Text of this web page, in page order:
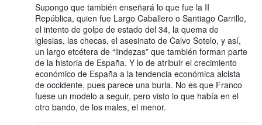
Supongo que también enseñará lo que fue la II
República, quien fue Largo Caballero o Santiago Carrillo,
el intento de golpe de estado del 34, la quema de
iglesias, las checas, el asesinato de Calvo Sotelo, y así,
un largo etcétera de “lindezas” que también forman parte
de la historia de España. Y lo de atribuir el crecimiento
económico de España a la tendencia económica alcista
de occidente, pues parece una burla. No es que Franco
fuese un modelo a seguir, pero visto lo que había en el
otro bando, de los males, el menor.